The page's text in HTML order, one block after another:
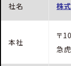
社名 株
本社
〒
急